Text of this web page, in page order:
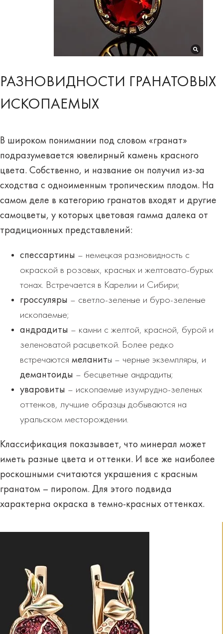
РАЗНОВИДНОСТИ ГРАНАТОВЫХ
ИСКОПАЕМЫХ
В широком понимании под словом «гранат»
подразумевается ювелирный камень красного
цвета. Собственно, и название он получил из-за
сходства с одноименным тропическим плодом. На
самом деле в категорию гранатов входят и другие
самоцветы, у которых цветовая гамма далека от
традиционных представлений:
спессартины – немецкая разновидность с
окраской в розовых, красных и желтовато-бурых
тонах. Встречается в Карелии и Сибири;
гроссуляры – светло-зеленые и буро-зеленые
ископаемые;
андрадиты – камни с желтой, красной, бурой и
зеленоватой расцветкой. Более редко
встречаются меланиты – черные экземпляры, и
демантоиды – бесцветные андрадиты;
уваровиты – ископаемые изумрудно-зеленых
оттенков, лучшие образцы добываются на
уральском месторождении.
Классификация показывает, что минерал может
иметь разные цвета и оттенки. И все же наиболее
роскошными считаются украшения с красным
гранатом – пиропом. Для этого подвида
характерна окраска в темно-красных оттенках.